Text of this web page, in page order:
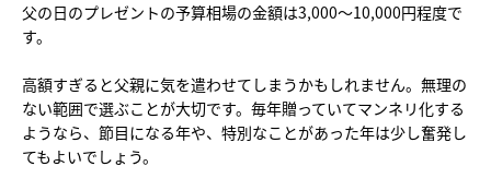
父の日のプレゼントの予算相場の金額は3,000〜10,000円程度で
す。
高額すぎると父親に気を遣わせてしまうかもしれません。無理の
ない範囲で選ぶことが大切です。毎年贈っていてマンネリ化する
ようなら、節目になる年や、特別なことがあった年は少し奮発し
てもよいでしょう。